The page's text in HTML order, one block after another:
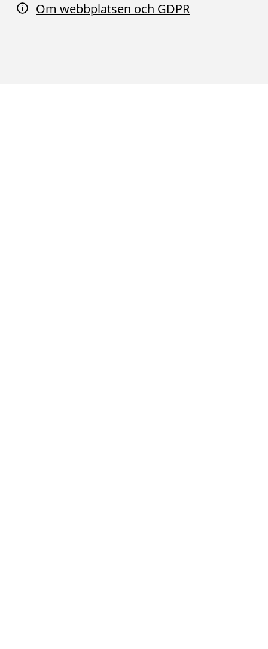
Om webbplatsen och GDPR